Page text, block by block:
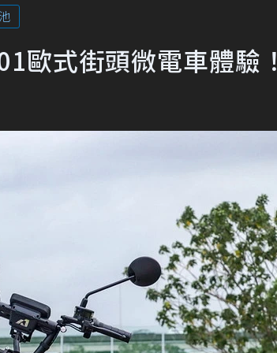
歐式街頭微電車體驗！